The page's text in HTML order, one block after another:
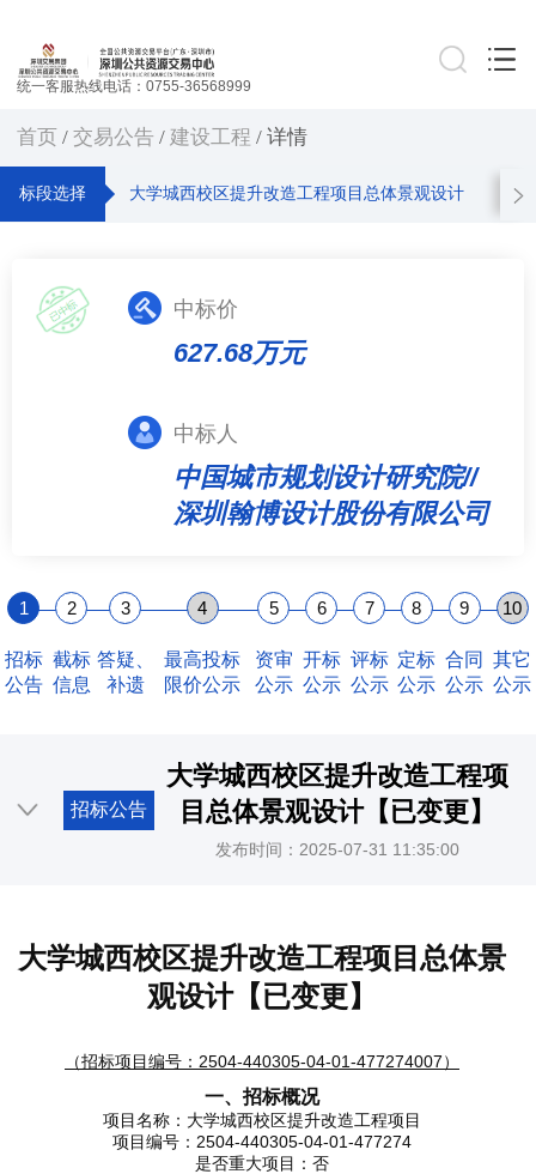
统一客服热线电话：0755-36568999
首页/ 交易公告/ 建设工程 / 详情
标段选择 大学城西校区提升改造工程项目总体景观设计
中标价
627.68万元
中标人
中国城市规划设计研究院//
深圳翰博设计股份有限公司
1
招标
公告
2
截标
信息
3
答疑、
补遗
4
最高投标
限价公示
5
资审
公示
6
开标
公示
7
评标
公示
8
定标
公示
9
合同
公示
10
其它
公示
招标公告
大学城西校区提升改造工程项
目总体景观设计【已变更】
发布时间：2025-07-31 11:35:00
大学城西校区提升改造工程项目总体景
观设计【已变更】
（招标项目编号：2504-440305-04-01-477274007）
一、招标概况
项目名称：大学城西校区提升改造工程项目
项目编号：2504-440305-04-01-477274
是否重大项目：否